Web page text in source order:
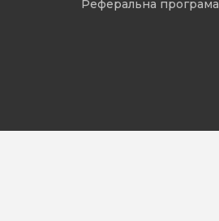
Реферальна програма